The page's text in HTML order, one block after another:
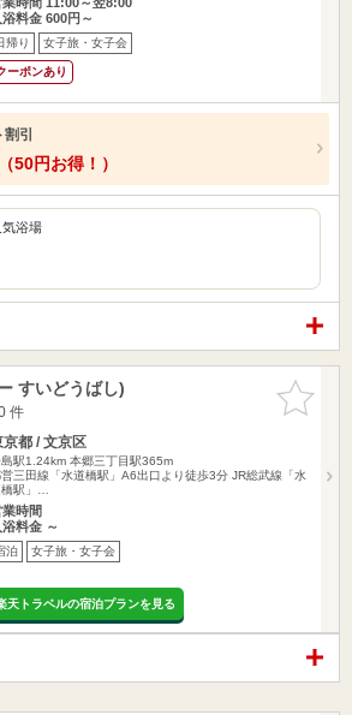
浴料金 600円～
帰り 女子旅・女子会
ーポンあり
引
50円お得！）
浴場
お気に入
りに追加
すいどうばし)
件
京都 / 文京区
駅1.24km 本郷三丁目駅365m
三田線「水道橋駅」A6出口より徒歩3分 JR総武線「水
駅」…
業時間
浴料金 ～
泊 女子旅・女子会
天トラベルの宿泊プランを見る